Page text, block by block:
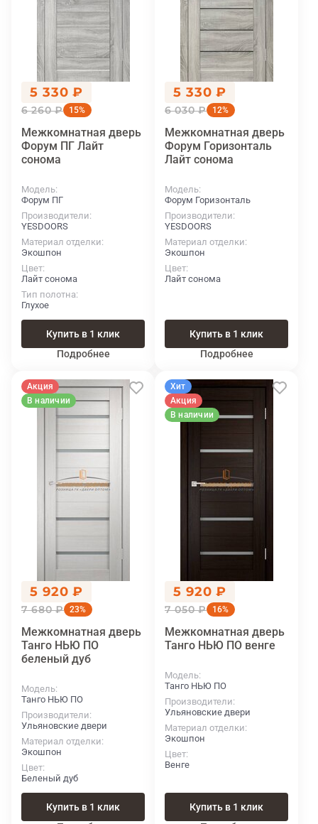
5 330 ₽
6 260 ₽ 15%
Межкомнатная дверь
Форум ПГ Лайт
сонома
Модель
Форум ПГ
Производители
YESDOORS
Материал отделки
Экошпон
Цвет
Лайт сонома
Тип полотна
Глухое
Купить в 1 клик
Подробнее
5 330 ₽
6 030 ₽ 12%
Межкомнатная дверь
Форум Горизонталь
Лайт сонома
Модель
Форум Горизонталь
Производители
YESDOORS
Материал отделки
Экошпон
Цвет
Лайт сонома
Купить в 1 клик
Подробнее
Акция
В наличии
5 920 ₽
7 680 ₽ 23%
Межкомнатная дверь
Танго НЬЮ ПО
беленый дуб
Модель
Танго НЬЮ ПО
Производители
Ульяновские двери
Материал отделки
Экошпон
Цвет
Беленый дуб
Купить в 1 клик
Хит
Акция
В наличии
5 920 ₽
7 050 ₽ 16%
Межкомнатная дверь
Танго НЬЮ ПО венге
Модель
Танго НЬЮ ПО
Производители
Ульяновские двери
Материал отделки
Экошпон
Цвет
Венге
Купить в 1 клик